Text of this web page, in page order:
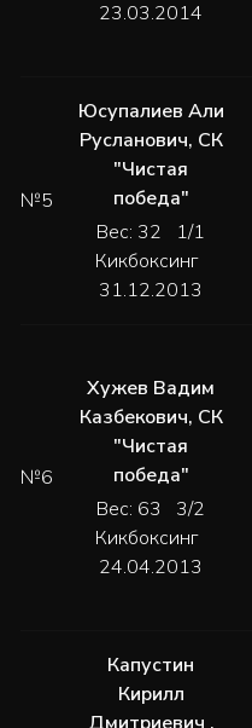
23.03.2014
№5
Юсупалиев Али
Русланович, СК
"Чистая
победа"
Вес: 32 1/1
Кикбоксинг
31.12.2013
№6
Хужев Вадим
Казбекович, СК
"Чистая
победа"
Вес: 63 3/2
Кикбоксинг
24.04.2013
Капустин
Кирилл